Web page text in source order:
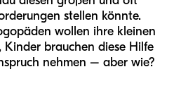
stellen könnte.
wollen ihre kleinen
brauchen diese Hilfe
nehmen – aber wie?